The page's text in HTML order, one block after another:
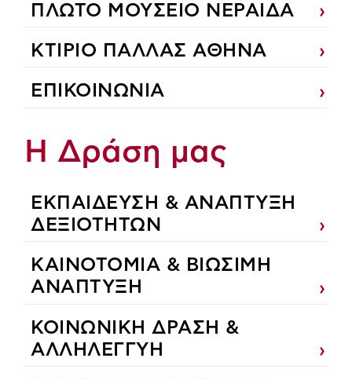
ΠΛΩΤΟ ΜΟΥΣΕΙΟ ΝΕΡΑΙΔΑ
ΚΤΙΡΙΟ ΠΑΛΛΑΣ ΑΘΗΝΑ
ΕΠΙΚΟΙΝΩΝΙΑ
Η Δράση μας
ΕΚΠΑIΔΕΥΣΗ & ΑΝΑΠΤΥΞΗ
ΔΕΞΙΟΤΗΤΩΝ
ΚΑΙΝΟΤΟΜΙΑ & ΒΙΩΣΙΜΗ
ΑΝΑΠΤΥΞΗ
ΚΟΙΝΩΝΙΚΗ ΔΡΑΣΗ &
ΑΛΛΗΛΕΓΓΥΗ